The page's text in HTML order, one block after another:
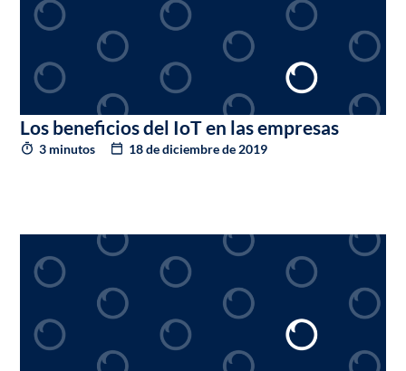
Los beneficios del IoT en las empresas
3 minutos 18 de diciembre de 2019